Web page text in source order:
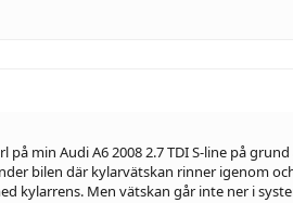
på min Audi A6 2008 2.7 TDI S-line på
bilen där kylarvätskan rinner igenom
kylarrens. Men vätskan går inte ner i